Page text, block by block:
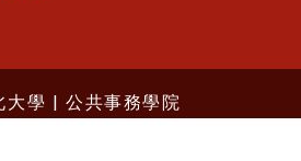
大學 | 公共事務學院